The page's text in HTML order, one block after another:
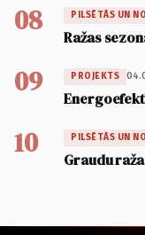
08 PILSĒTĀS UN
Ražas
09 PROJEKTS
10 PILSĒTĀS UN
Graudu